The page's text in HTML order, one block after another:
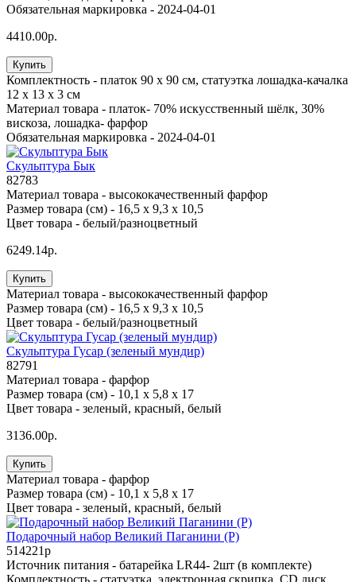
Обязательная маркировка - 2024-04-01
4410.00р.
Купить
Комплектность - платок 90 х 90 см, статуэтка лошадка-качалка
12 х 13 х 3 см
Материал товара - платок- 70% искусственный шёлк, 30%
вискоза, лошадка- фарфор
Обязательная маркировка - 2024-04-01
Скульптура Бык
82783
Материал товара - высококачественный фарфор
Размер товара (см) - 16,5 х 9,3 х 10,5
Цвет товара - белый/разноцветный
6249.14р.
Купить
Материал товара - высококачественный фарфор
Размер товара (см) - 16,5 х 9,3 х 10,5
Цвет товара - белый/разноцветный
Скульптура Гусар (зеленый мундир)
82791
Материал товара - фарфор
Размер товара (см) - 10,1 х 5,8 х 17
Цвет товара - зеленый, красный, белый
3136.00р.
Купить
Материал товара - фарфор
Размер товара (см) - 10,1 х 5,8 х 17
Цвет товара - зеленый, красный, белый
Подарочный набор Великий Паганини (Р)
514221p
Источник питания - батарейка LR44- 2шт (в комплекте)